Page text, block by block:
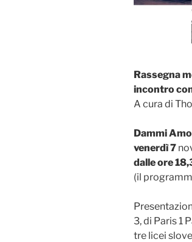
Rassegna
incontro
A cura di
Dammi
venerdì 7
dalle ore
(il
3, di Paris 1
tre licei